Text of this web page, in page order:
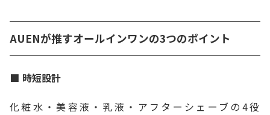
AUENが推すオールインワンの3つのポイント
時短設計
化粧水・美容液・乳液・アフターシェーブの4役